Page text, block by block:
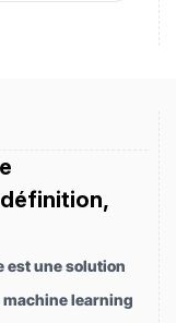
est une solution
learning